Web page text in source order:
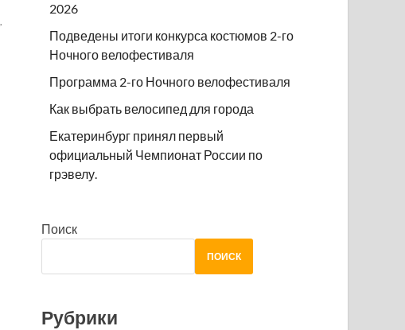
2026
Подведены итоги конкурса костюмов 2-го
Ночного велофестиваля
Программа 2-го Ночного велофестиваля
Как выбрать велосипед для города
Екатеринбург принял первый
официальный Чемпионат России по
грэвелу.
Поиск
ПОИСК
Рубрики